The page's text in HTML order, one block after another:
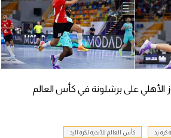
الأهلي على برشلونة في كأس العالم
كرة يد كأس العالم للأندية لكرة اليد